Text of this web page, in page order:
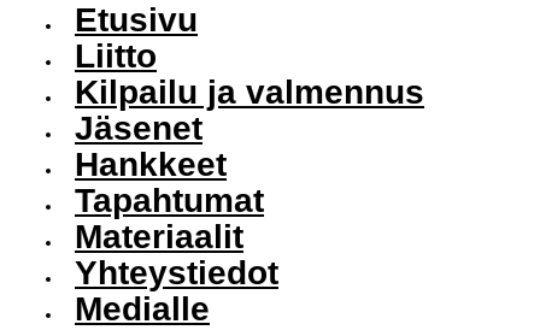
Etusivu
Liitto
Kilpailu ja valmennus
Jäsenet
Hankkeet
Tapahtumat
Materiaalit
Yhteystiedot
Medialle